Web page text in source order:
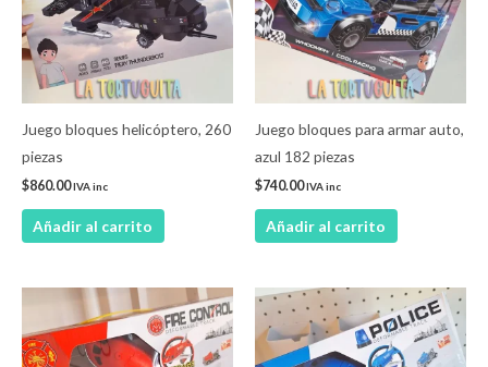
Juego bloques helicóptero, 260
piezas
$860.00IVA inc
Añadir al carrito
Juego bloques para armar auto,
azul 182 piezas
$740.00IVA inc
Añadir al carrito